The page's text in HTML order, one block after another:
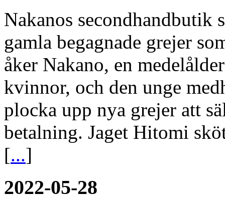
Nakanos
gamla begagnade grejer
åker Nakano, en
kvinnor, och den unge
plocka upp nya grejer att
betalning. Jaget Hitomi
[...]
2022-05-28